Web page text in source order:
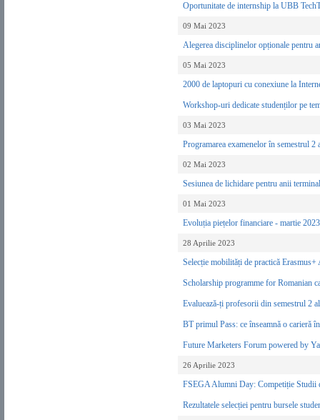
Oportunitate de internship la UBB
09 Mai 2023
Alegerea disciplinelor opționale pentru
05 Mai 2023
2000 de laptopuri cu conexiune la
Workshop-uri dedicate studenților pe
03 Mai 2023
Programarea examenelor în semestrul
02 Mai 2023
Sesiunea de lichidare pentru anii
01 Mai 2023
Evoluția piețelor financiare - martie
28 Aprilie 2023
Selecție mobilități de practică
Scholarship programme for Romanian
Evaluează-ți profesorii din semestrul 2
BT primul Pass: ce înseamnă o carieră
Future Marketers Forum powered by
26 Aprilie 2023
FSEGA Alumni Day: Competiție Studii
Rezultatele selecției pentru bursele